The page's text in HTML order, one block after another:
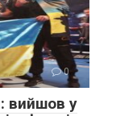
0
вийшов у